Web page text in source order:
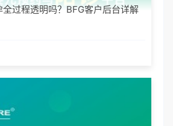
过程透明吗？BFG客户后台详解